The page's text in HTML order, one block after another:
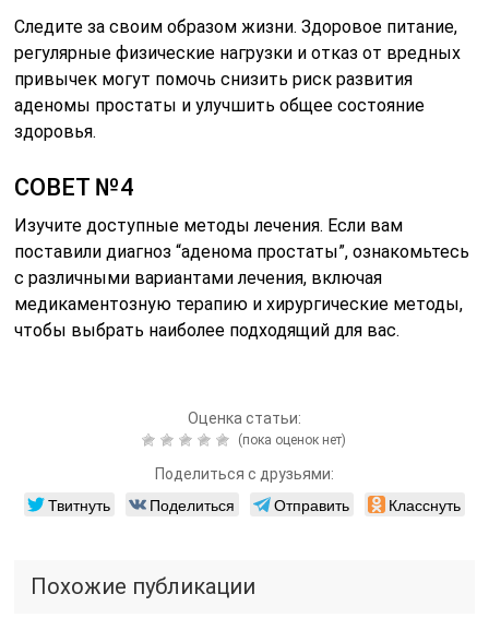
Следите за своим образом жизни. Здоровое питание,
регулярные физические нагрузки и отказ от вредных
привычек могут помочь снизить риск развития
аденомы простаты и улучшить общее состояние
здоровья.
СОВЕТ №4
Изучите доступные методы лечения. Если вам
поставили диагноз “аденома простаты”, ознакомьтесь
с различными вариантами лечения, включая
медикаментозную терапию и хирургические методы,
чтобы выбрать наиболее подходящий для вас.
Оценка статьи:
(пока оценок нет)
Поделиться с друзьями:
Твитнуть Поделиться Отправить Класснуть
Похожие публикации